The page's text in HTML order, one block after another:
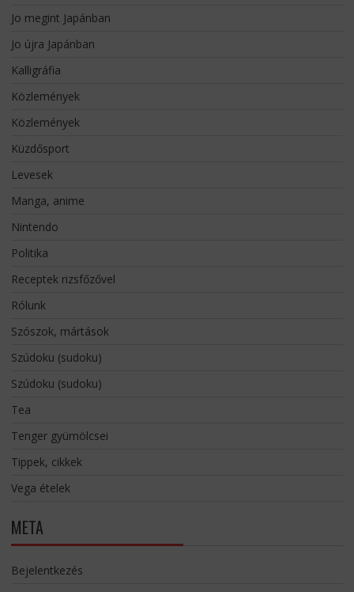
Jo megint Japánban
Jo újra Japánban
Kalligráfia
Közlemények
Közlemények
Küzdősport
Levesek
Manga, anime
Nintendo
Politika
Receptek rizsfőzővel
Rólunk
Szószok, mártások
Szúdoku (sudoku)
Szúdoku (sudoku)
Tea
Tenger gyümölcsei
Tippek, cikkek
Vega ételek
META
Bejelentkezés